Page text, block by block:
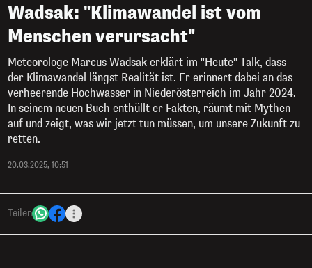
Wadsak: "Klimawandel ist vom
Menschen verursacht"
Meteorologe Marcus Wadsak erklärt im "Heute"-Talk, dass
der Klimawandel längst Realität ist. Er erinnert dabei an das
verheerende Hochwasser in Niederösterreich im Jahr 2024.
In seinem neuen Buch enthüllt er Fakten, räumt mit Mythen
auf und zeigt, was wir jetzt tun müssen, um unsere Zukunft zu
retten.
20.03.2025, 10:51
Teilen